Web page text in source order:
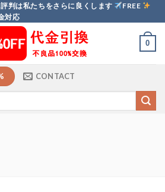
評判は私たちをさらに良くします
FREE
対応
0
CONTACT